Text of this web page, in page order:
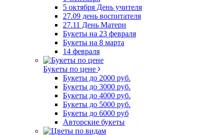
5 октября День учителя
27.09 день воспитателя
27.11 День Матери
Букеты на 23 февраля
Букеты на 8 марта
14 февраля
Букеты по цене
Букеты до 2000 руб.
Букеты до 3000 руб.
Букеты до 4000 руб.
Букеты до 5000 руб.
Букеты до 6000 руб
Авторские букеты